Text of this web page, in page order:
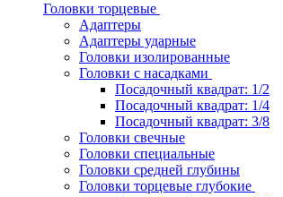
Головки торцевые
Адаптеры
Адаптеры ударные
Головки изолированные
Головки с насадками
Посадочный квадрат: 1/2
Посадочный квадрат: 1/4
Посадочный квадрат: 3/8
Головки свечные
Головки специальные
Головки средней глубины
Головки торцевые глубокие